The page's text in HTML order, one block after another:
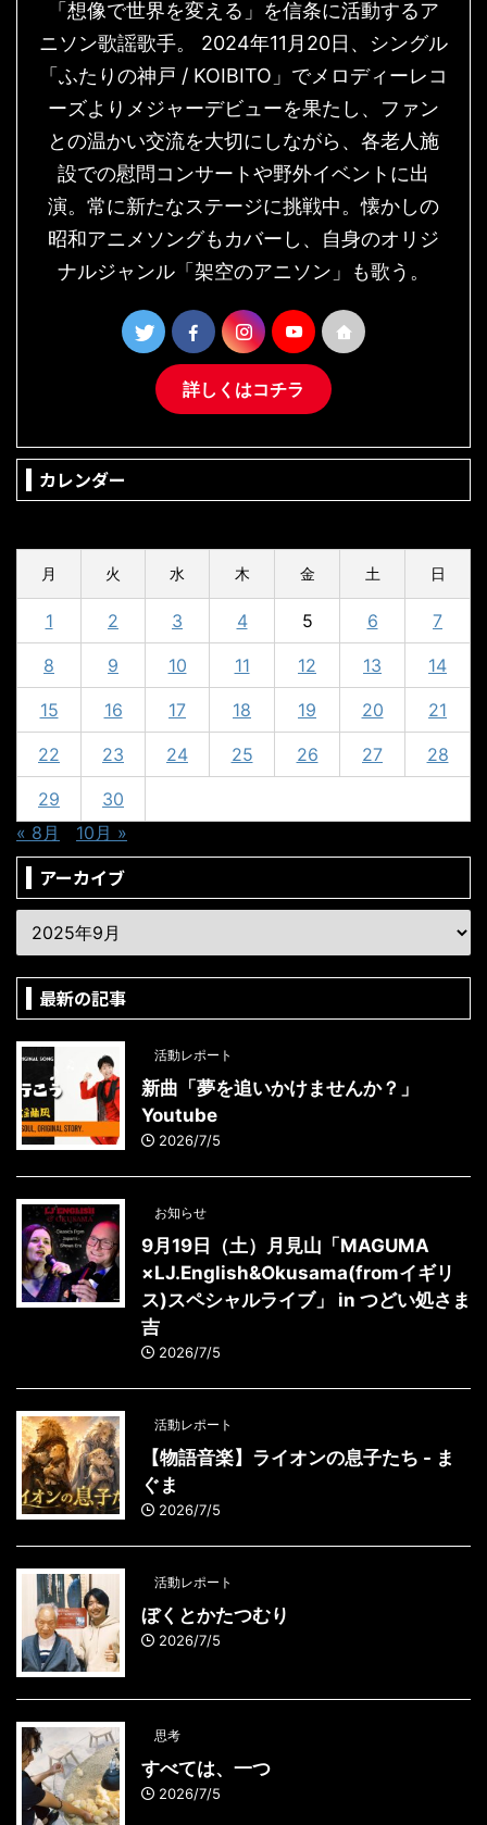
「想像で世界を変える」を信条に活動するア
ニソン歌謡歌手。 2024年11月20日、シングル
「ふたりの神戸 / KOIBITO」でメロディーレコ
ーズよりメジャーデビューを果たし、ファン
との温かい交流を大切にしながら、各老人施
設での慰問コンサートや野外イベントに出
演。常に新たなステージに挑戦中。懐かしの
昭和アニメソングもカバーし、自身のオリジ
ナルジャンル「架空のアニソン」も歌う。
詳しくはコチラ
カレンダー
月 火 水 木 金 土 日
1 2 3 4 5 6 7
8 9 10 11 12 13 14
15 16 17 18 19 20 21
22 23 24 25 26 27 28
29
30
« 8月
10月 »
アーカイブ
最新の記事
活動レポート
新曲「夢を追いかけませんか？」
Youtube
2026/7/5
お知らせ
9月19日（土）月見山「MAGUMA
×LJ.English&Okusama(fromイギリ
ス)スペシャルライブ」 in つどい処さま
吉
2026/7/5
活動レポート
【物語音楽】ライオンの息子たち - ま
ぐま
2026/7/5
活動レポート
ぼくとかたつむり
2026/7/5
思考
すべては、一つ
2026/7/5